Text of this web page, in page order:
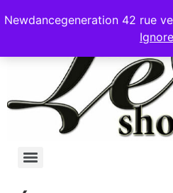
Newdancegeneration 42 rue